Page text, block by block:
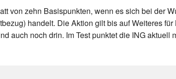
von zehn Basispunkten, wenn es sich bei der
handelt. Die Aktion gilt bis auf Weiteres
auch noch drin. Im Test punktet die ING aktuell